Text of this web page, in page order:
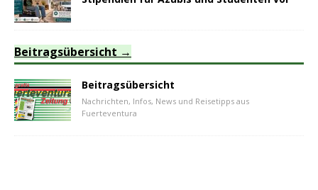
Beitragsübersicht
Beitragsübersicht
Nachrichten, Infos, News und Reisetipps aus
Fuerteventura